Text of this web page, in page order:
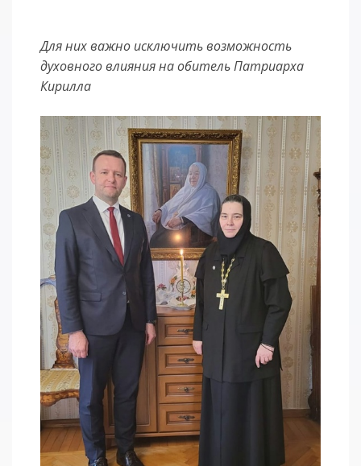
Для них важно исключить возможность
духовного влияния на обитель Патриарха
Кирилла